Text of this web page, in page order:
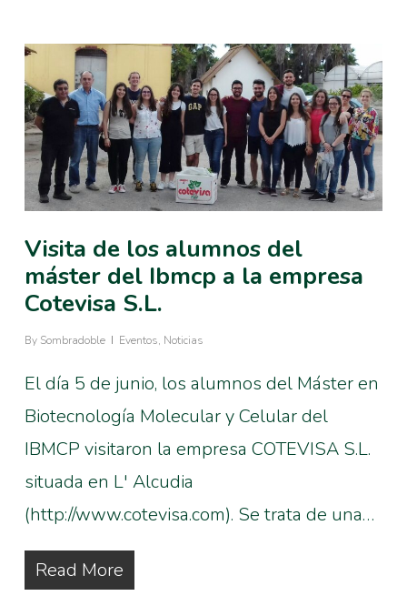
Visita de los alumnos del
máster del Ibmcp a la empresa
Cotevisa S.L.
By Sombradoble Eventos, Noticias
El día 5 de junio, los alumnos del Máster en
Biotecnología Molecular y Celular del
IBMCP visitaron la empresa COTEVISA S.L.
situada en L' Alcudia
(http://www.cotevisa.com). Se trata de una…
Read More